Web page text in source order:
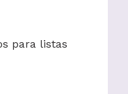
para listas